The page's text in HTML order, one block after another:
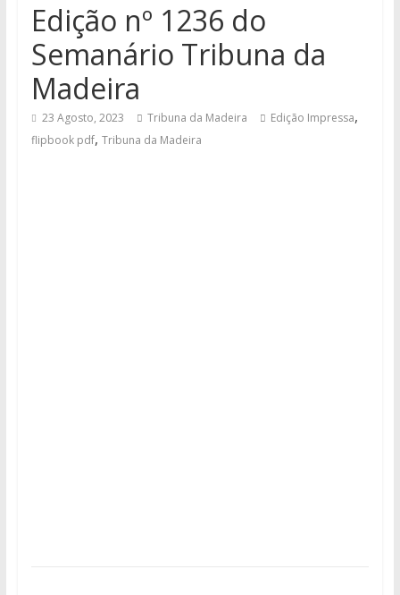
Edição nº 1236 do
Semanário Tribuna da
Madeira
23 Agosto, 2023 Tribuna da Madeira Edição Impressa,
flipbook pdf, Tribuna da Madeira